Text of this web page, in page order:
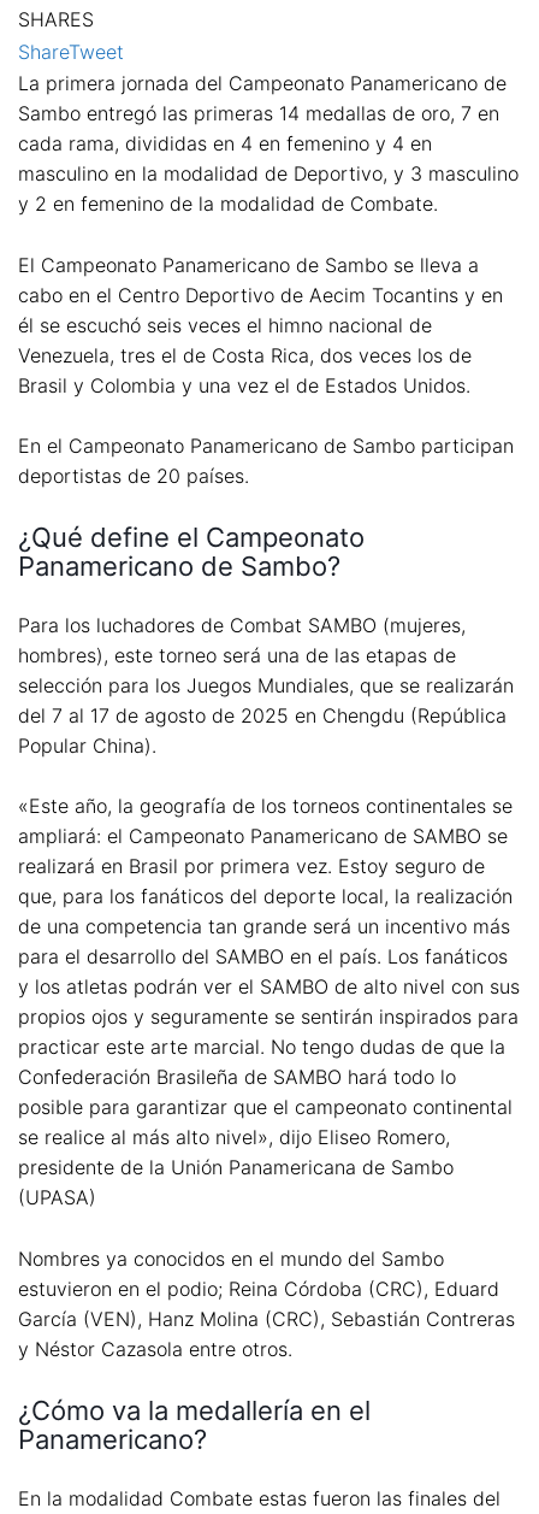
SHARES
ShareTweet
La primera jornada del Campeonato Panamericano de
Sambo entregó las primeras 14 medallas de oro, 7 en
cada rama, divididas en 4 en femenino y 4 en
masculino en la modalidad de Deportivo, y 3 masculino
y 2 en femenino de la modalidad de Combate.
El Campeonato Panamericano de Sambo se lleva a
cabo en el Centro Deportivo de Aecim Tocantins y en
él se escuchó seis veces el himno nacional de
Venezuela, tres el de Costa Rica, dos veces los de
Brasil y Colombia y una vez el de Estados Unidos.
En el Campeonato Panamericano de Sambo participan
deportistas de 20 países.
¿Qué define el Campeonato
Panamericano de Sambo?
Para los luchadores de Combat SAMBO (mujeres,
hombres), este torneo será una de las etapas de
selección para los Juegos Mundiales, que se realizarán
del 7 al 17 de agosto de 2025 en Chengdu (República
Popular China).
«Este año, la geografía de los torneos continentales se
ampliará: el Campeonato Panamericano de SAMBO se
realizará en Brasil por primera vez. Estoy seguro de
que, para los fanáticos del deporte local, la realización
de una competencia tan grande será un incentivo más
para el desarrollo del SAMBO en el país. Los fanáticos
y los atletas podrán ver el SAMBO de alto nivel con sus
propios ojos y seguramente se sentirán inspirados para
practicar este arte marcial. No tengo dudas de que la
Confederación Brasileña de SAMBO hará todo lo
posible para garantizar que el campeonato continental
se realice al más alto nivel», dijo Eliseo Romero,
presidente de la Unión Panamericana de Sambo
(UPASA)
Nombres ya conocidos en el mundo del Sambo
estuvieron en el podio; Reina Córdoba (CRC), Eduard
García (VEN), Hanz Molina (CRC), Sebastián Contreras
y Néstor Cazasola entre otros.
¿Cómo va la medallería en el
Panamericano?
En la modalidad Combate estas fueron las finales del